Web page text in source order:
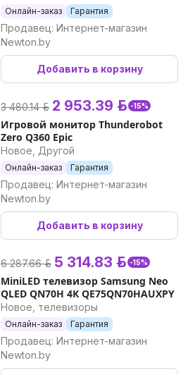
Онлайн-заказ Гарантия
Продавец: Интернет-магазин
Newton.by
Добавить в корзину
3 480.14 р. 2 953.39 р. -15%
Игровой монитор Thunderobot
Zero Q360 Epic
Новое, Другой
Онлайн-заказ Гарантия
Продавец: Интернет-магазин
Newton.by
Добавить в корзину
6 287.66 р. 5 314.83 р. -15%
MiniLED телевизор Samsung Neo
QLED QN70H 4K QE75QN70HAUXPY
Новое, телевизоры
Онлайн-заказ Гарантия
Продавец: Интернет-магазин
Newton.by